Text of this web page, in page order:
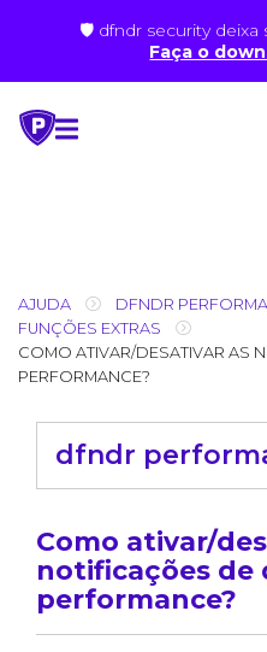
🛡 dfndr security deixa
Faça o
content
AJUDA
DFNDR
FUNÇÕES EXTRAS
COMO ATIVAR/DESATIVAR AS
PERFORMANCE?
dfndr
Como ativar/
notificações de
performance?